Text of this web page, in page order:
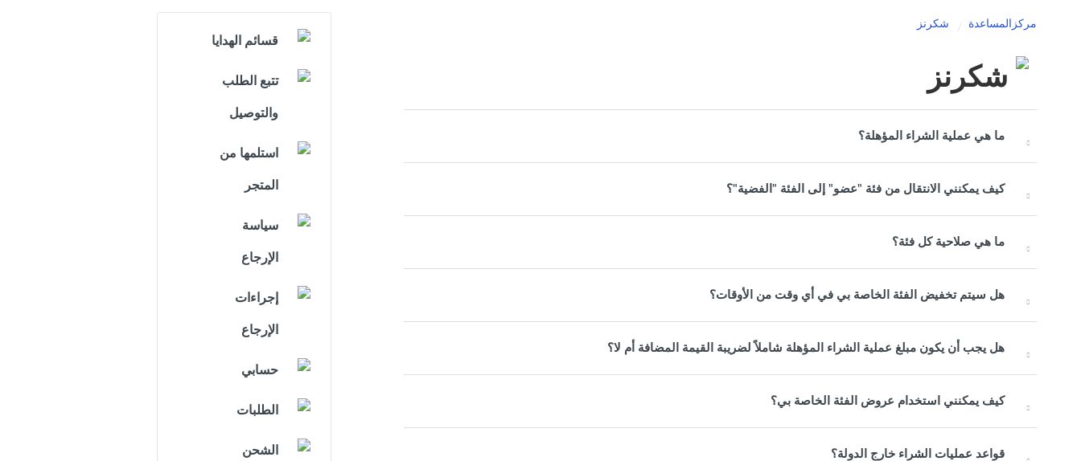
مركزالمساعدة شكرنز
شكرنز
ما هي عملية الشراء المؤهلة؟
كيف يمكنني الانتقال من فئة "عضو" إلى الفئة "الفضية"؟
ما هي صلاحية كل فئة؟
هل سيتم تخفيض الفئة الخاصة بي في أي وقت من الأوقات؟
هل يجب أن يكون مبلغ عملية الشراء المؤهلة شاملاً لضريبة القيمة المضافة أم لا؟
كيف يمكنني استخدام عروض الفئة الخاصة بي؟
قواعد عمليات الشراء خارج الدولة؟
قسائم الهدايا
تتبع الطلب
والتوصيل
استلمها من
المتجر
سياسة
الإرجاع
إجراءات
الإرجاع
حسابي
الطلبات
الشحن